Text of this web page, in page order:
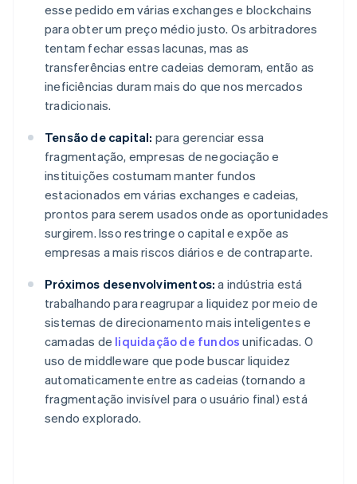
esse pedido em várias exchanges e blockchains
para obter um preço médio justo. Os arbitradores
tentam fechar essas lacunas, mas as
transferências entre cadeias demoram, então as
ineficiências duram mais do que nos mercados
tradicionais.
Tensão de capital: para gerenciar essa
fragmentação, empresas de negociação e
instituições costumam manter fundos
estacionados em várias exchanges e cadeias,
prontos para serem usados onde as oportunidades
surgirem. Isso restringe o capital e expõe as
empresas a mais riscos diários e de contraparte.
Próximos desenvolvimentos: a indústria está
trabalhando para reagrupar a liquidez por meio de
sistemas de direcionamento mais inteligentes e
camadas de liquidação de fundos unificadas. O
uso de middleware que pode buscar liquidez
automaticamente entre as cadeias (tornando a
fragmentação invisível para o usuário final) está
sendo explorado.